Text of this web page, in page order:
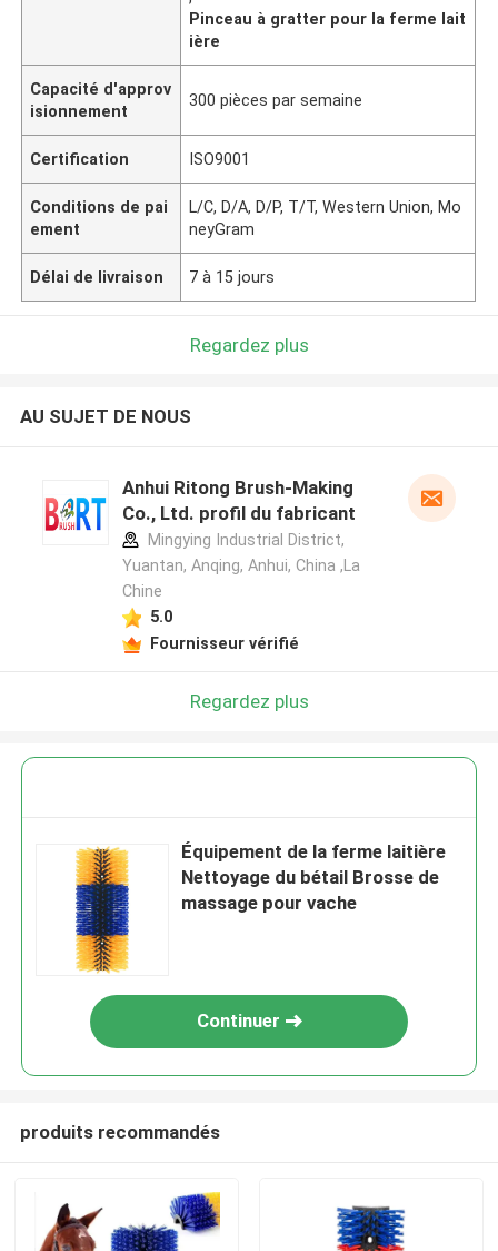
Pinceau à gratter pour la ferme lait
ière
Capacité d'approv
isionnement
300 pièces par semaine
Certification ISO9001
Conditions de pai
ement
L/C, D/A, D/P, T/T, Western Union, Mo
neyGram
Délai de livraison 7 à 15 jours
Regardez plus
AU SUJET DE NOUS
Anhui Ritong Brush-Making
Co., Ltd. profil du fabricant
Mingying Industrial District,
Yuantan, Anqing, Anhui, China ,La
Chine
5.0
Fournisseur vérifié
Regardez plus
Équipement de la ferme laitière
Nettoyage du bétail Brosse de
massage pour vache
Continuer
produits recommandés